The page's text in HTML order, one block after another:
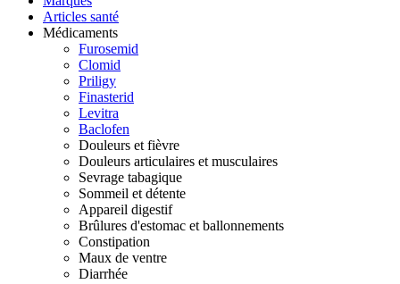
Articles santé
Médicaments
Furosemid
Clomid
Priligy
Finasterid
Levitra
Baclofen
Douleurs et fièvre
Douleurs articulaires et musculaires
Sevrage tabagique
Sommeil et détente
Appareil digestif
Brûlures d'estomac et ballonnements
Constipation
Maux de ventre
Diarrhée